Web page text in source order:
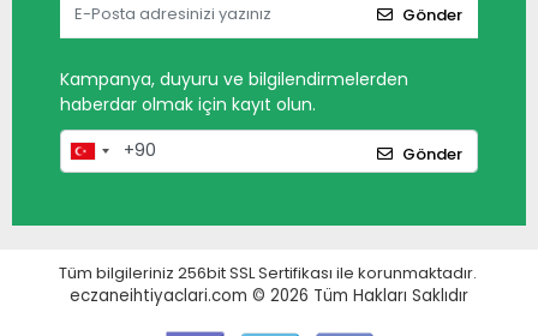
Gönder
Kampanya, duyuru ve bilgilendirmelerden
haberdar olmak için kayıt olun.
Gönder
Tüm bilgileriniz 256bit SSL Sertifikası ile korunmaktadır.
eczaneihtiyaclari.com © 2026 Tüm Hakları Saklıdır